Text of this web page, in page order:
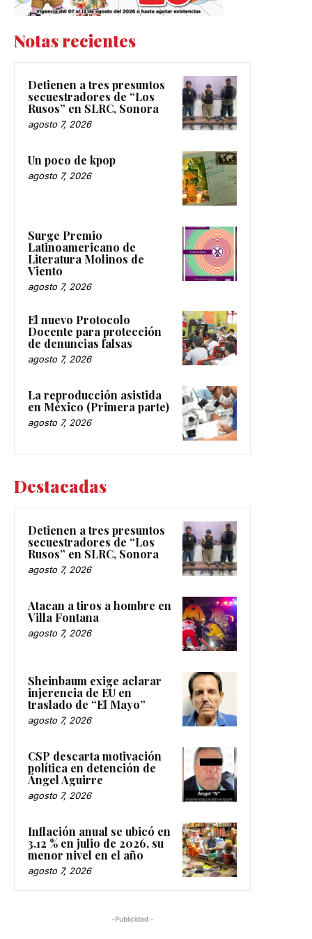
Notas recientes
Detienen a tres presuntos
secuestradores de “Los
Rusos” en SLRC, Sonora
agosto 7, 2026
Un poco de kpop
agosto 7, 2026
Surge Premio
Latinoamericano de
Literatura Molinos de
Viento
agosto 7, 2026
El nuevo Protocolo
Docente para protección
de denuncias falsas
agosto 7, 2026
La reproducción asistida
en México (Primera parte)
agosto 7, 2026
Destacadas
Detienen a tres presuntos
secuestradores de “Los
Rusos” en SLRC, Sonora
agosto 7, 2026
Atacan a tiros a hombre en
Villa Fontana
agosto 7, 2026
Sheinbaum exige aclarar
injerencia de EU en
traslado de “El Mayo”
agosto 7, 2026
CSP descarta motivación
política en detención de
Ángel Aguirre
agosto 7, 2026
Inflación anual se ubicó en
3.12 % en julio de 2026, su
menor nivel en el año
agosto 7, 2026
-Publicidad -